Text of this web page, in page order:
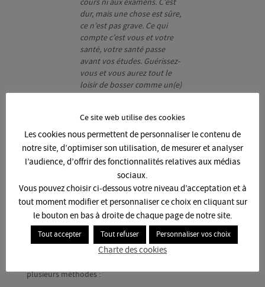
cours ni aux examens. C’est
dur, mais une chose est sûre,
ce n’est pas grave. Ce qui
compte c’est vous et votre
santé, votre santé passe
avant vos études. Guérissez-
vous et vous aurez tout le
loisir de bosser comme un(e)
des organismes, des
médecins, des psychologues
sont là pour vous aider. »
Extrait du témoignage d’une
étudiante consultante des
Happsy Hours
L’approche la plus reconnue aujourd’huipour soigner les
phobies est la thérapie cognitivo-comportementale, mais il
en existe d’autres.
plusieurs méthodes :
Ce site web utilise des cookies
Les cookies nous permettent de personnaliser le contenu de
notre site, d’optimiser son utilisation, de mesurer et analyser
l’audience, d’offrir des fonctionnalités relatives aux médias
sociaux.
Vous pouvez choisir ci-dessous votre niveau d’acceptation et à
tout moment modifier et personnaliser ce choix en cliquant sur
le bouton en bas à droite de chaque page de notre site.
Tout accepter Tout refuser Personnaliser vos choix
Charte des cookies